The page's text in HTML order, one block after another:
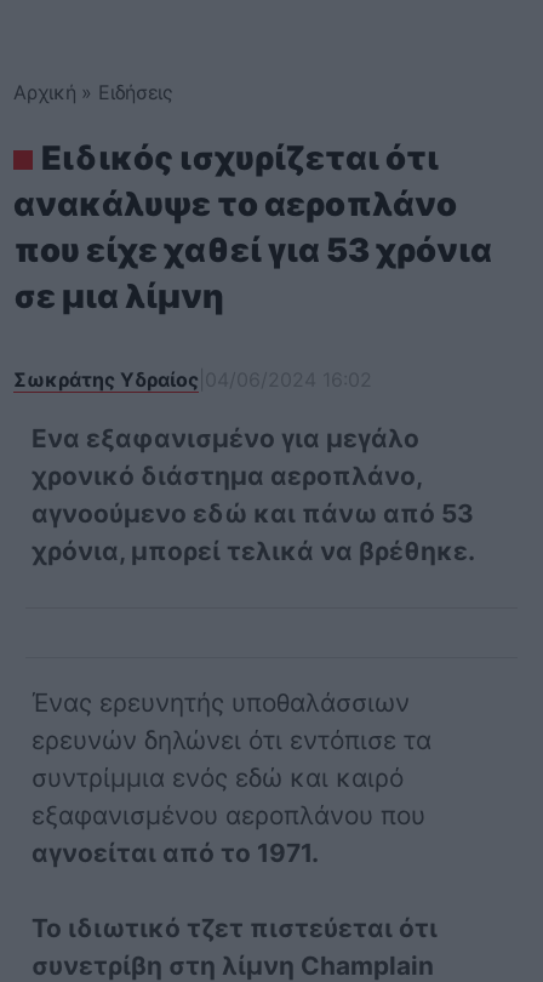
Αρχική » Ειδήσεις
Ειδικός ισχυρίζεται ότι
ανακάλυψε το αεροπλάνο
που είχε χαθεί για 53 χρόνια
σε μια λίμνη
Σωκράτης Υδραίος
Ενα εξαφανισμένο για μεγάλο
χρονικό διάστημα αεροπλάνο,
αγνοούμενο εδώ και πάνω από 53
χρόνια, μπορεί τελικά να βρέθηκε.
Ένας ερευνητής υποθαλάσσιων
ερευνών δηλώνει ότι εντόπισε τα
συντρίμμια ενός εδώ και καιρό
εξαφανισμένου αεροπλάνου που
αγνοείται από το 1971.
Το ιδιωτικό τζετ πιστεύεται ότι
συνετρίβη στη λίμνη Champlain